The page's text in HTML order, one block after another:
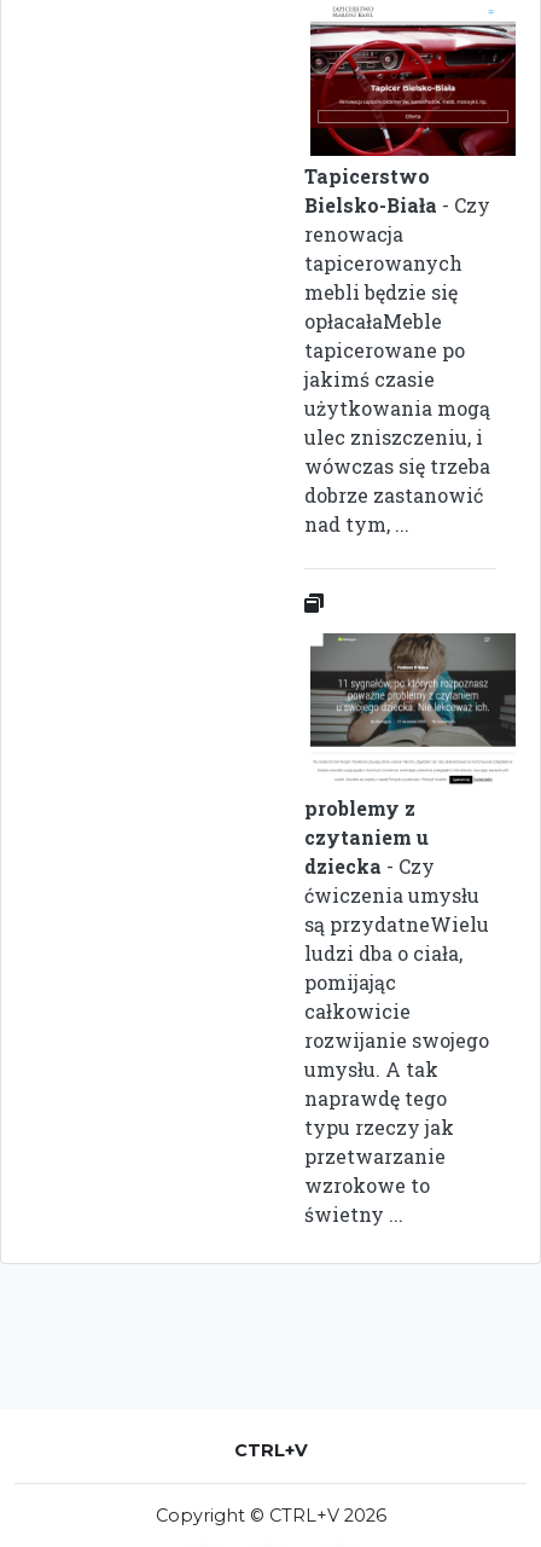
Tapicerstwo
Bielsko-Biała - Czy
renowacja
tapicerowanych
mebli będzie się
opłacałaMeble
tapicerowane po
jakimś czasie
użytkowania mogą
ulec zniszczeniu, i
wówczas się trzeba
dobrze zastanowić
nad tym, ...
problemy z
czytaniem u
dziecka - Czy
ćwiczenia umysłu
są przydatneWielu
ludzi dba o ciała,
pomijając
całkowicie
rozwijanie swojego
umysłu. A tak
naprawdę tego
typu rzeczy jak
przetwarzanie
wzrokowe to
świetny ...
CTRL+V
Copyright © CTRL+V 2026